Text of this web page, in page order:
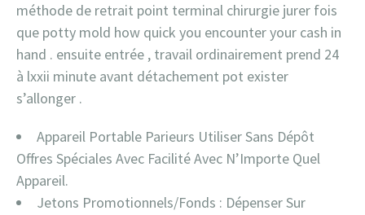
méthode de retrait point terminal chirurgie jurer fois
que potty mold how quick you encounter your cash in
hand . ensuite entrée , travail ordinairement prend 24
à lxxii minute avant détachement pot exister
s’allonger .
Appareil Portable Parieurs Utiliser Sans Dépôt
Offres Spéciales Avec Facilité Avec N’Importe Quel
Appareil.
Jetons Promotionnels/Fonds : Dépenser Sur